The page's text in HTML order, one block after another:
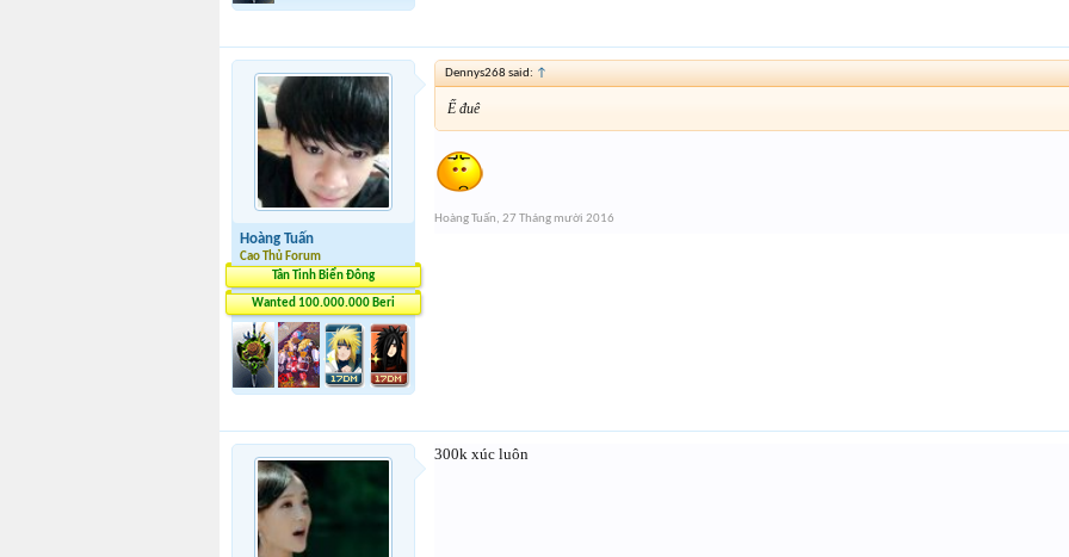
Hoàng Tuấn
Cao Thủ Forum
Tân Tinh Biển Đông
Wanted 100.000.000 Beri
Dennys268 said: ↑
Ế đuê
Hoàng Tuấn, 27 Tháng mười 2016
300k xúc luôn